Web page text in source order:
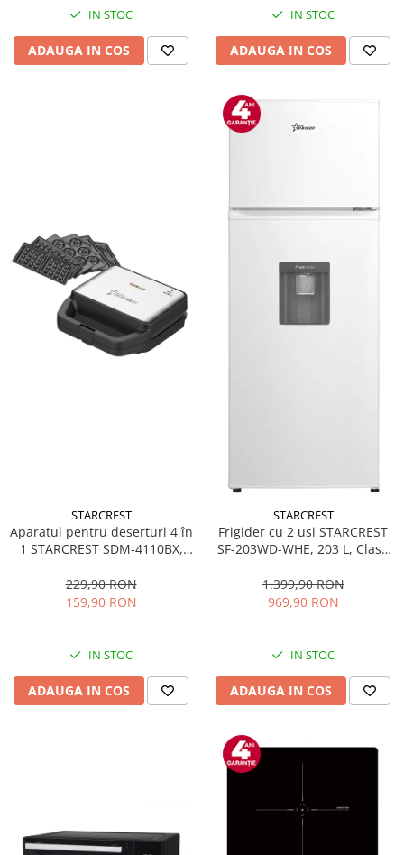
IN STOC
ADAUGA IN COS
IN STOC
ADAUGA IN COS
STARCREST
Aparatul pentru deserturi 4 în
1 STARCREST SDM-4110BX,
invelis ceramic pentru vafe,
nuci, gogosi si smile
229,90 RON
159,90 RON
IN STOC
ADAUGA IN COS
STARCREST
Frigider cu 2 usi STARCREST
SF-203WD-WHE, 203 L, Clasa
Termostat Ajustabil, Usi
reversibile, H 145 cm, Alb
1.399,90 RON
969,90 RON
IN STOC
ADAUGA IN COS